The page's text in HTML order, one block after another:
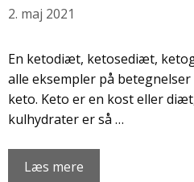
2. maj 2021
En ketodiæt, ketosediæt,
alle eksempler på
keto. Keto er en kost eller
kulhydrater er så …
Læs mere